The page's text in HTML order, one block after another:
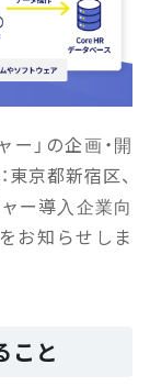
」の企画・開
京都新宿区、
ー導入企業向
お知らせしま
こと